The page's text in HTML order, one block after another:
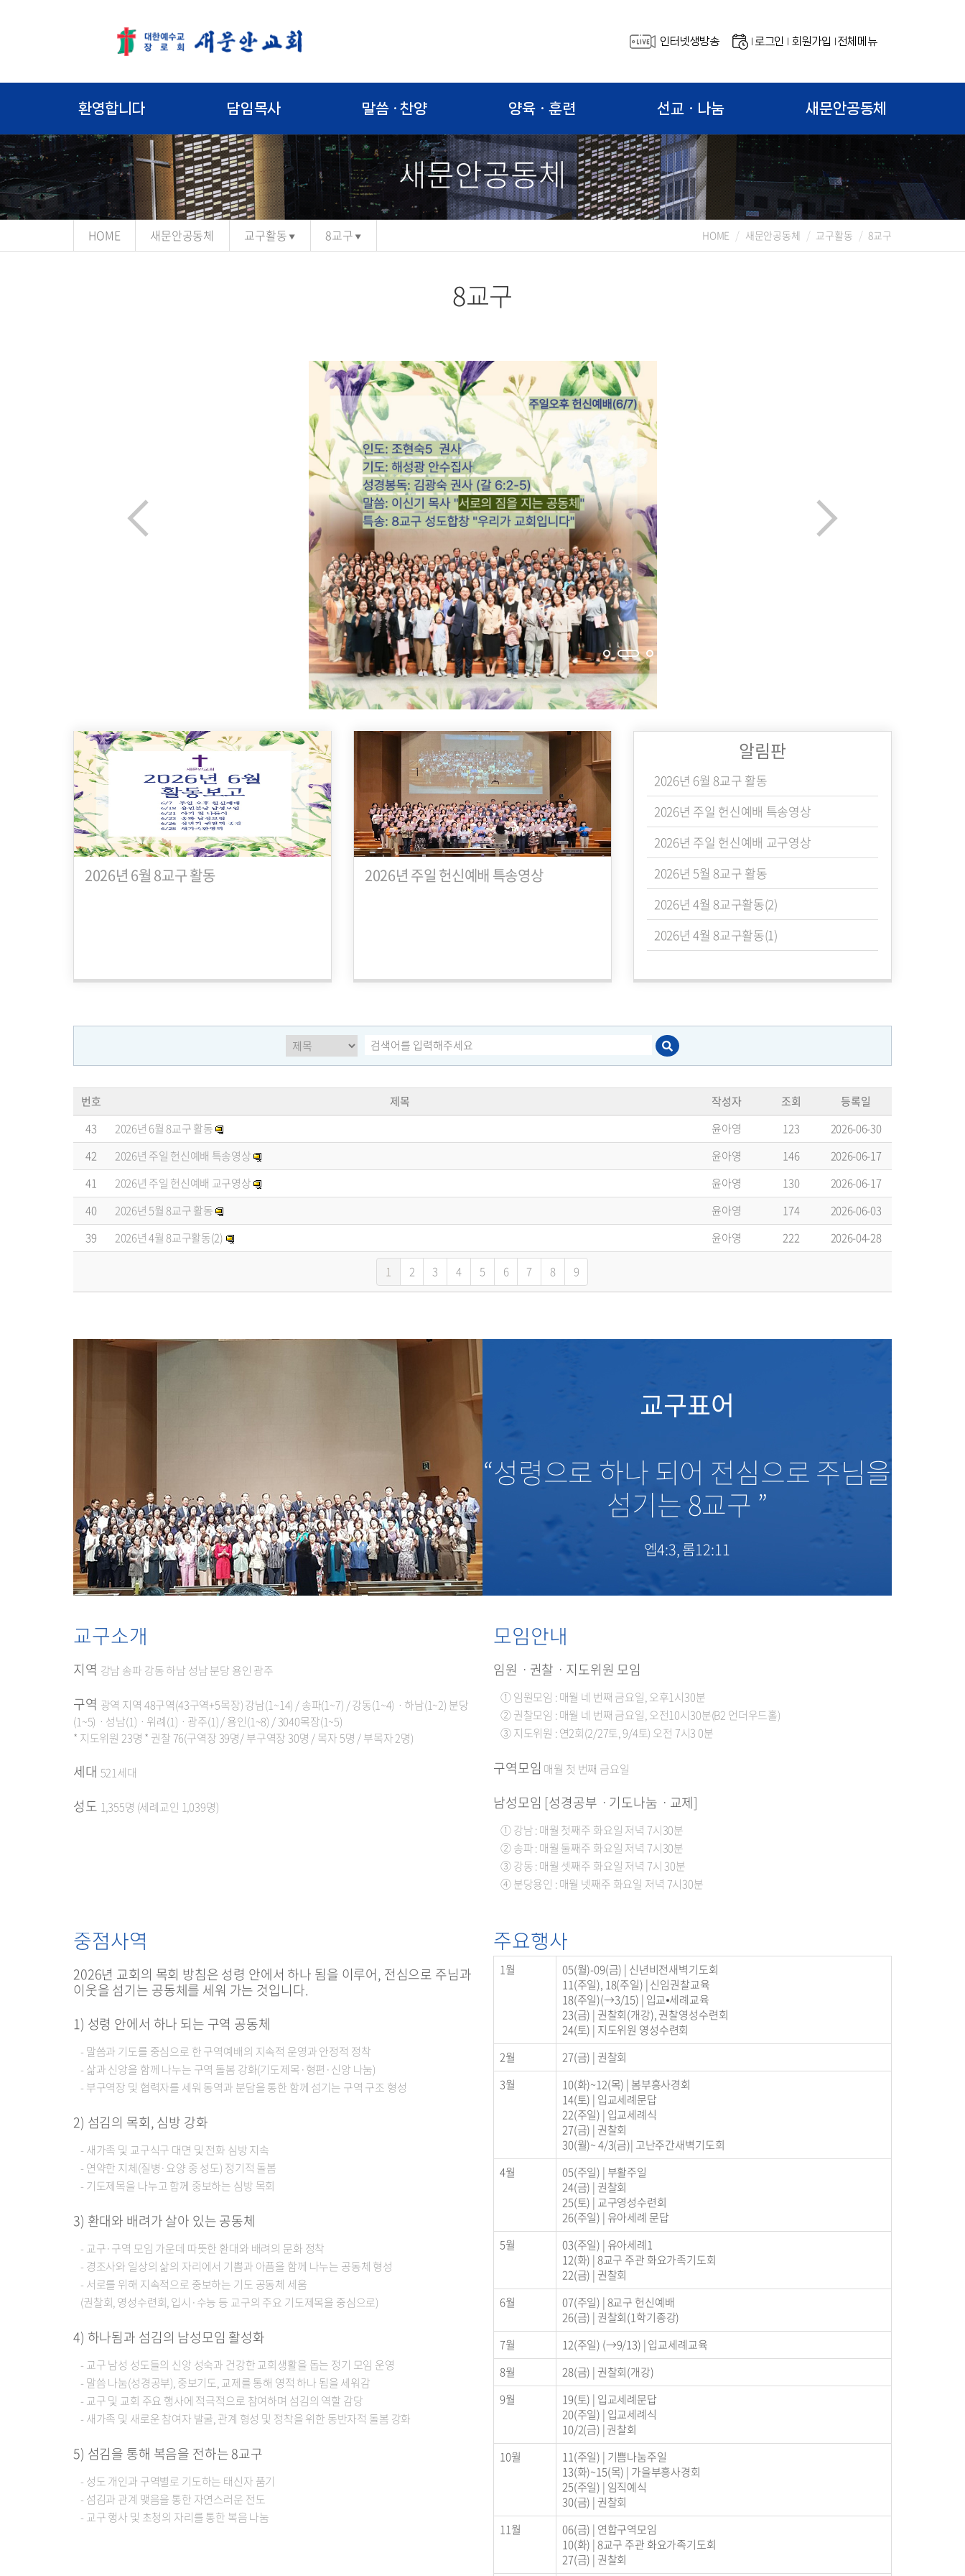
인터넷생방송 로그인 회원가입 전체메뉴
환영합니다 담임목사 말씀 · 찬양 양육ㆍ훈련 선교ㆍ나눔 새문안공동체
새문안공동체
HOME 새문안공동체 교구활동 8교구 HOME 새문안공동체 교구활동 8교구
8교구
2026년 6월 8교구 활동 2026년 주일 헌신예배 특송영상
알림판
2026년 6월 8교구 활동
2026년 주일 헌신예배 특송영상
2026년 주일 헌신예배 교구영상
2026년 5월 8교구 활동
2026년 4월 8교구활동(2)
2026년 4월 8교구활동(1)
번호 제목 작성자 조회
등록일
43
2026년 6월 8교구 활동 윤아영 123
2026-06-30
42
2026년 주일 헌신예배 특송영상 윤아영 146
2026-06-17
41
2026년 주일 헌신예배 교구영상 윤아영 130
2026-06-17
40
2026년 5월 8교구 활동 윤아영 174
2026-06-03
39
2026년 4월 8교구활동(2) 윤아영 222 2026-04-28
1 2 3 4 5 6 7 8 9
교구표어
“성령으로 하나 되어 전심으로 주님을
섬기는 8교구 ”
엡4:3, 롬12:11
교구소개
지역 강남 송파 강동 하남 성남 분당 용인 광주
구역 광역 지역 48구역(43구역+5목장) 강남(1~14) / 송파(1~7) / 강동(1~4)ㆍ하남(1~2) 분당
(1~5)ㆍ성남(1)ㆍ위례(1)ㆍ광주(1) / 용인(1~8) / 3040목장(1~5)
* 지도위원 23명 * 권찰 76(구역장 39명/ 부구역장 30명 / 목자 5명 / 부목자 2명)
세대 521세대
성도 1,355명 (세례교인 1,039명)
모임안내
임원ㆍ권찰ㆍ지도위원 모임
① 임원모임 : 매월 네 번째 금요일, 오후1시30분
② 권찰모임 : 매월 네 번째 금요일, 오전10시30분(B2 언더우드홀)
③ 지도위원 : 연2회(2/27토, 9/4토) 오전 7시3 0분
구역모임 매월 첫 번째 금요일
남성모임 [성경공부ㆍ기도나눔ㆍ교제]
① 강남 : 매월 첫째주 화요일 저녁 7시30분
② 송파 : 매월 둘째주 화요일 저녁 7시30분
③ 강동 : 매월 셋째주 화요일 저녁 7시 30분
④ 분당용인 : 매월 넷째주 화요일 저녁 7시30분
중점사역
2026년 교회의 목회 방침은 성령 안에서 하나 됨을 이루어, 전심으로 주님과
이웃을 섬기는 공동체를 세워 가는 것입니다.
1) 성령 안에서 하나 되는 구역 공동체
- 말씀과 기도를 중심으로 한 구역예배의 지속적 운영과 안정적 정착
- 삶과 신앙을 함께 나누는 구역 돌봄 강화(기도제목·형편·신앙 나눔)
- 부구역장 및 협력자를 세워 동역과 분담을 통한 함께 섬기는 구역 구조 형성
2) 섬김의 목회, 심방 강화
- 새가족 및 교구식구 대면 및 전화 심방 지속
- 연약한 지체(질병·요양 중 성도) 정기적 돌봄
- 기도제목을 나누고 함께 중보하는 심방 목회
3) 환대와 배려가 살아 있는 공동체
- 교구·구역 모임 가운데 따뜻한 환대와 배려의 문화 정착
- 경조사와 일상의 삶의 자리에서 기쁨과 아픔을 함께 나누는 공동체 형성
- 서로를 위해 지속적으로 중보하는 기도 공동체 세움
(권찰회, 영성수련회, 입시·수능 등 교구의 주요 기도제목을 중심으로)
4) 하나됨과 섬김의 남성모임 활성화
- 교구 남성 성도들의 신앙 성숙과 건강한 교회생활을 돕는 정기 모임 운영
- 말씀 나눔(성경공부), 중보기도, 교제를 통해 영적 하나 됨을 세워감
- 교구 및 교회 주요 행사에 적극적으로 참여하며 섬김의 역할 감당
- 새가족 및 새로운 참여자 발굴, 관계 형성 및 정착을 위한 동반자적 돌봄 강화
5) 섬김을 통해 복음을 전하는 8교구
- 성도 개인과 구역별로 기도하는 태신자 품기
- 섬김과 관계 맺음을 통한 자연스러운 전도
- 교구 행사 및 초청의 자리를 통한 복음 나눔
주요행사
1월
05(월)-09(금) | 신년비전새벽기도회
11(주일), 18(주일) | 신임권찰교육
18(주일)(→3/15) | 입교⦁세례교육
23(금) | 권찰회(개강), 권찰영성수련회
24(토) | 지도위원 영성수련회
2월
27(금) | 권찰회
3월
10(화)~12(목) | 봄부흥사경회
14(토) | 입교세례문답
22(주일) | 입교세례식
27(금) | 권찰회
30(월)~ 4/3(금)| 고난주간새벽기도회
4월
05(주일) | 부활주일
24(금) | 권찰회
25(토) | 교구영성수련회
26(주일) | 유아세례 문답
5월
03(주일) | 유아세례1
12(화) | 8교구 주관 화요가족기도회
22(금) | 권찰회
6월
07(주일) | 8교구 헌신예배
26(금) | 권찰회(1학기종강)
7월
12(주일) (→9/13) | 입교세례교육
8월
28(금) | 권찰회(개강)
9월
19(토) | 입교세례문답
20(주일) | 입교세례식
10/2(금) | 권찰회
10월
11(주일) | 기쁨나눔주일
13(화)~15(목) | 가을부흥사경회
25(주일) | 임직예식
30(금) | 권찰회
11월
06(금) | 연합구역모임
10(화) | 8교구 주관 화요가족기도회
27(금) | 권찰회